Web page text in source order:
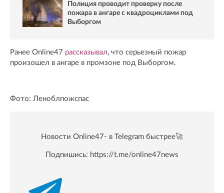
Полиция проводит проверку после
пожара в ангаре с квадроциклами под
Выборгом
Ранее Online47 рассказывал, что серьезный пожар
произошел в ангаре в промзоне под Выборгом.
Фото: Леноблпожспас
Новости Online47- в Telegram быстрее🚀
Подпишись: https://t.me/online47news